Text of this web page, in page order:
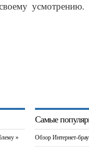
»
Самые
Обзор Интернет-